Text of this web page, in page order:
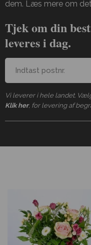
dem. Læs mere om
Tjek om din
leveres i dag.
Vi leverer i hele landet.
Klik her, for levering af